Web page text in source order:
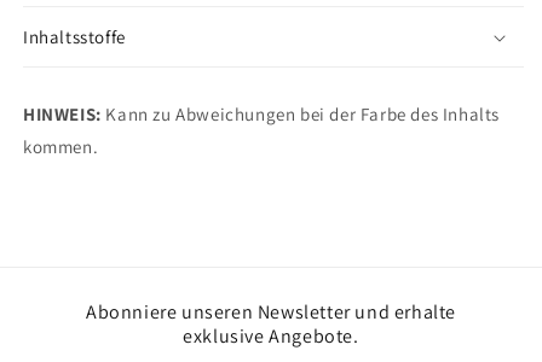
Inhaltsstoffe
HINWEIS: Kann zu Abweichungen bei der Farbe des Inhalts
kommen.
Abonniere unseren Newsletter und erhalte
exklusive Angebote.